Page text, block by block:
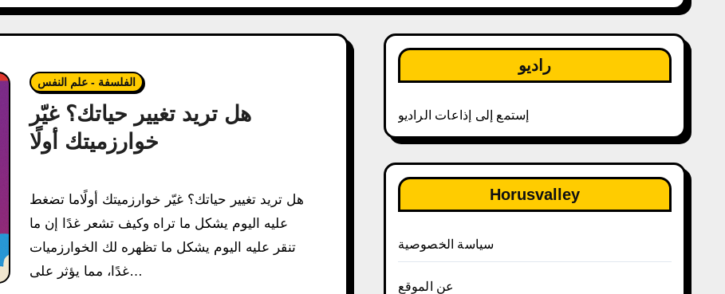
الفلسفة - علم النفس
هل تريد تغيير حياتك؟ غيّر
خوارزميتك أولًا
هل تريد تغيير حياتك؟ غيّر خوارزميتك أولًاما تضغط
عليه اليوم يشكل ما تراه وكيف تشعر غدًا إن ما
تنقر عليه اليوم يشكل ما تظهره لك الخوارزميات
غدًا، مما يؤثر على…
راديو
إستمع إلى إذاعات الراديو
Horusvalley
سياسة الخصوصية
عن الموقع